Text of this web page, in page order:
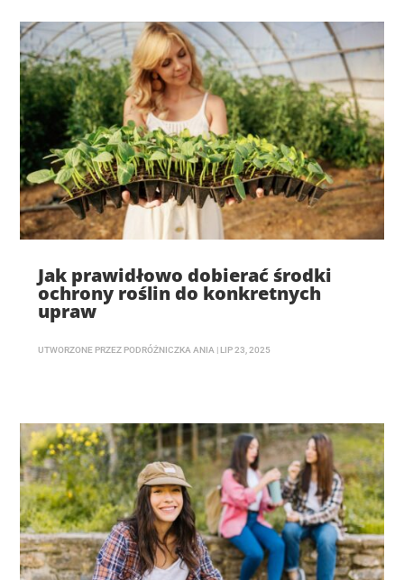
Jak prawidłowo dobierać środki
ochrony roślin do konkretnych
upraw
UTWORZONE PRZEZ PODRÓŻNICZKA ANIA | LIP 23, 2025